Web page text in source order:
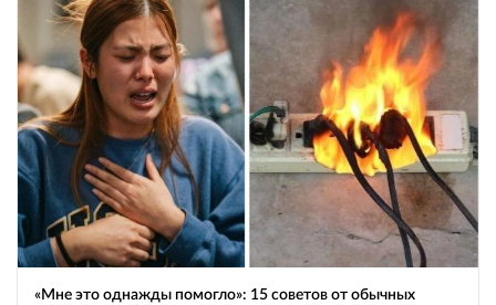
«Мне это однажды помогло»: 15 советов от обычных